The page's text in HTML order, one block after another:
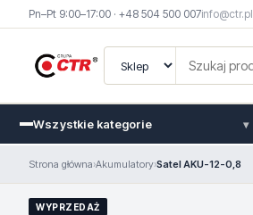
Pn–Pt 9:00–17:00 · +48 504 500 007info@ctr.pl
Wszystkie kategorie ▾
Strona główna›Akumulatory›Satel AKU-12-0,8
WYPRZEDAŻ